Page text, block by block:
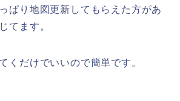
ぱり地図更新してもらえた方があ
てます。
くだけでいいので簡単です。